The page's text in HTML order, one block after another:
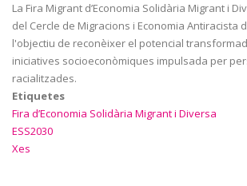
La Fira Migrant d’Economia Solidària Migrant i
del Cercle de Migracions i Economia Antiracista
l'objectiu de reconèixer el potencial
iniciatives socioeconòmiques impulsada per
racialitzades.
Etiquetes
Fira d’Economia Solidària Migrant i Diversa
ESS2030
Xes